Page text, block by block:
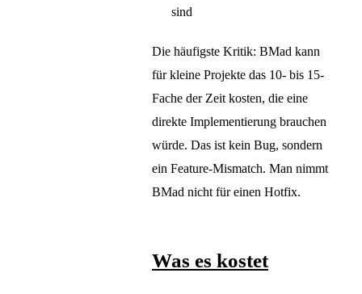
sind
Die häufigste Kritik: BMad kann
für kleine Projekte das 10- bis 15-
Fache der Zeit kosten, die eine
direkte Implementierung brauchen
würde. Das ist kein Bug, sondern
ein Feature-Mismatch. Man nimmt
BMad nicht für einen Hotfix.
Was es kostet